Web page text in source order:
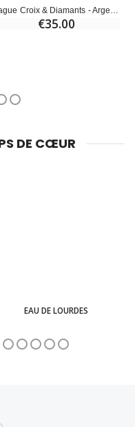
€35.00
DE CŒUR
EAU DE LOURDES